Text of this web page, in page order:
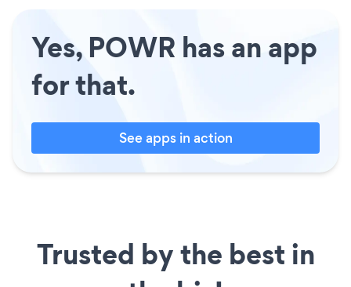
Yes, POWR has an app
for that.
See apps in action
Trusted by the best in